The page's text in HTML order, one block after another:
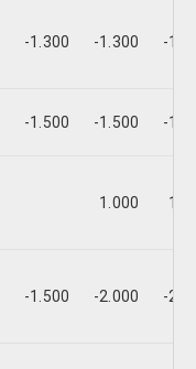
-1.300 -1.300 -
-1.500 -1.500 -
1.000
-1.500 -2.000 -